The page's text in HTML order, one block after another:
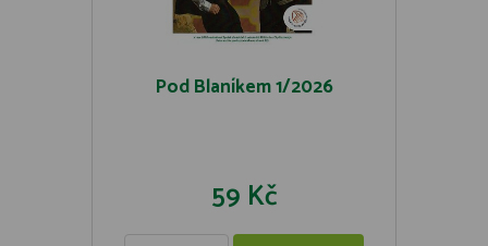
Pod Blaníkem 1/2026
59 Kč